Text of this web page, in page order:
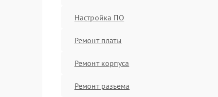
Настройка ПО
Ремонт платы
Ремонт корпуса
Ремонт разъема